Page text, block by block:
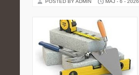
POSTED BY ADMIN MAJ - 6 - 2026